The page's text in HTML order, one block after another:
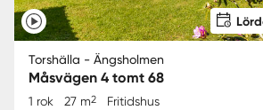
Torshälla - Ängsholmen
Måsvägen 4 tomt 68
1 rok 27 m2 Fritidshus